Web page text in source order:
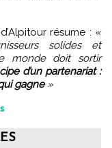
résume : «
solides et
monde doit sortir
d’un partenariat :
gagne»